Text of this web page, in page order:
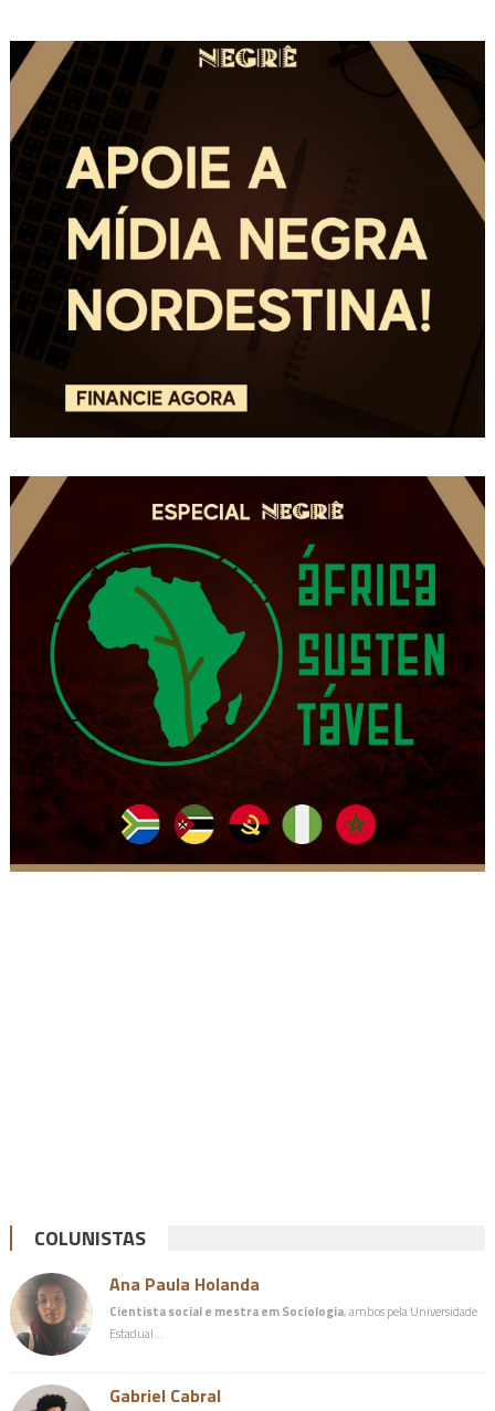
COLUNISTAS
Ana Paula Holanda
Cientista social e mestra em Sociologia, ambos pela Universidade
Estadual…
Gabriel Cabral